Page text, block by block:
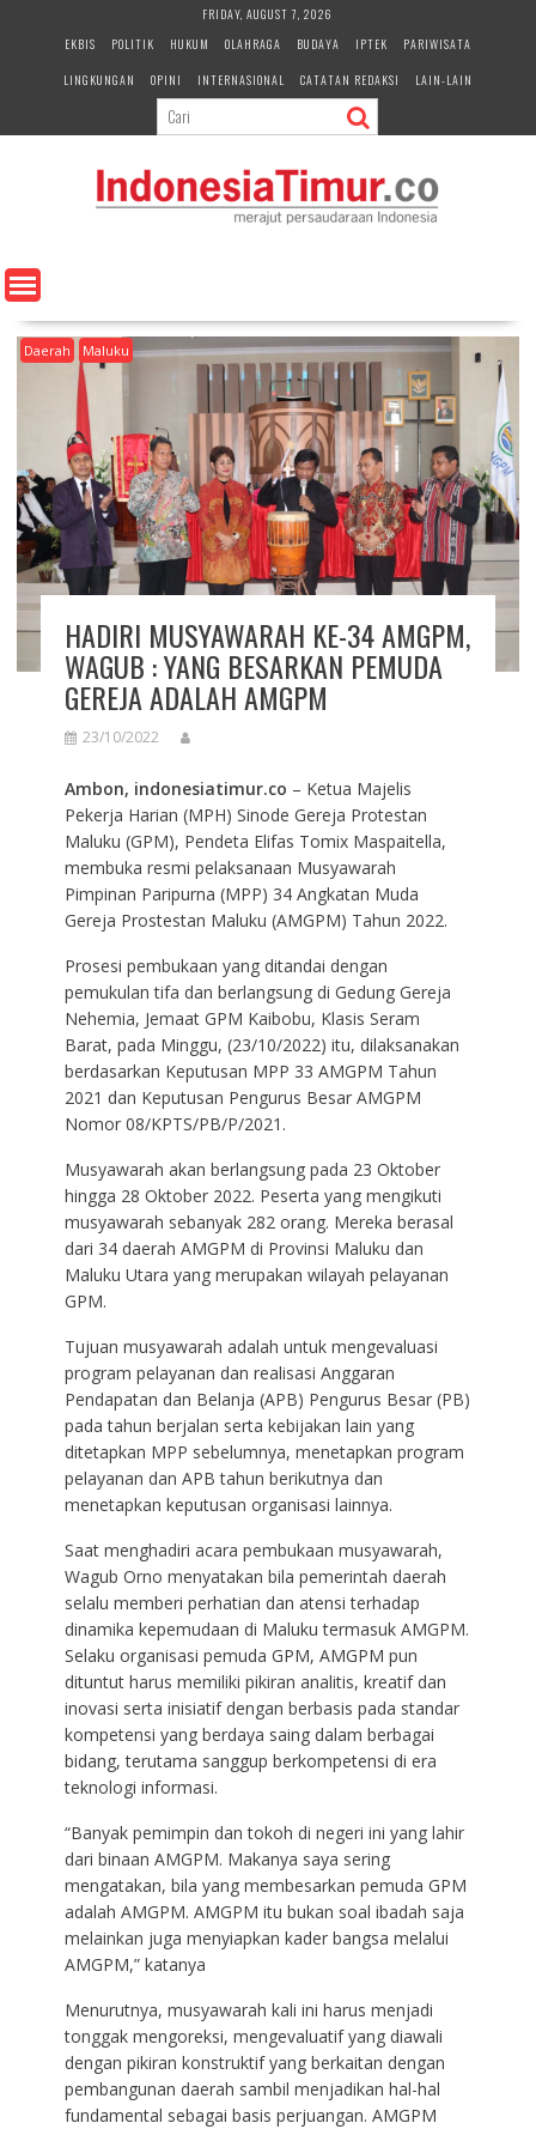
e
n
FRIDAY, AUGUST 7, 2026
EKBIS
POLITIK HUKUM OLAHRAGA BUDAYA IPTEK
PARIWISATA
LINGKUNGAN
OPINI INTERNASIONAL CATATAN REDAKSI LAIN-LAIN
Daerah Maluku
HADIRI MUSYAWARAH KE-34 AMGPM,
WAGUB : YANG BESARKAN PEMUDA
GEREJA ADALAH AMGPM
23/10/2022
Ambon, indonesiatimur.co – Ketua Majelis
Pekerja Harian (MPH) Sinode Gereja Protestan
Maluku (GPM), Pendeta Elifas Tomix Maspaitella,
membuka resmi pelaksanaan Musyawarah
Pimpinan Paripurna (MPP) 34 Angkatan Muda
Gereja Prostestan Maluku (AMGPM) Tahun 2022.
Prosesi pembukaan yang ditandai dengan
pemukulan tifa dan berlangsung di Gedung Gereja
Nehemia, Jemaat GPM Kaibobu, Klasis Seram
Barat, pada Minggu, (23/10/2022) itu, dilaksanakan
berdasarkan Keputusan MPP 33 AMGPM Tahun
2021 dan Keputusan Pengurus Besar AMGPM
Nomor 08/KPTS/PB/P/2021.
Musyawarah akan berlangsung pada 23 Oktober
hingga 28 Oktober 2022. Peserta yang mengikuti
musyawarah sebanyak 282 orang. Mereka berasal
dari 34 daerah AMGPM di Provinsi Maluku dan
Maluku Utara yang merupakan wilayah pelayanan
GPM.
Tujuan musyawarah adalah untuk mengevaluasi
program pelayanan dan realisasi Anggaran
Pendapatan dan Belanja (APB) Pengurus Besar (PB)
pada tahun berjalan serta kebijakan lain yang
ditetapkan MPP sebelumnya, menetapkan program
pelayanan dan APB tahun berikutnya dan
menetapkan keputusan organisasi lainnya.
Saat menghadiri acara pembukaan musyawarah,
Wagub Orno menyatakan bila pemerintah daerah
selalu memberi perhatian dan atensi terhadap
dinamika kepemudaan di Maluku termasuk AMGPM.
Selaku organisasi pemuda GPM, AMGPM pun
dituntut harus memiliki pikiran analitis, kreatif dan
inovasi serta inisiatif dengan berbasis pada standar
kompetensi yang berdaya saing dalam berbagai
bidang, terutama sanggup berkompetensi di era
teknologi informasi.
“Banyak pemimpin dan tokoh di negeri ini yang lahir
dari binaan AMGPM. Makanya saya sering
mengatakan, bila yang membesarkan pemuda GPM
adalah AMGPM. AMGPM itu bukan soal ibadah saja
melainkan juga menyiapkan kader bangsa melalui
AMGPM,” katanya
Menurutnya, musyawarah kali ini harus menjadi
tonggak mengoreksi, mengevaluatif yang diawali
dengan pikiran konstruktif yang berkaitan dengan
pembangunan daerah sambil menjadikan hal-hal
fundamental sebagai basis perjuangan. AMGPM